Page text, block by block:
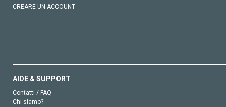
CREARE UN ACCOUNT
AIDE & SUPPORT
Contatti / FAQ
Chi siamo?